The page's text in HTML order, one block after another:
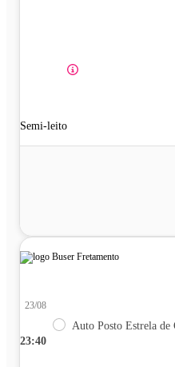
Semi-leito
23:40
23/08
Auto Posto Estrela